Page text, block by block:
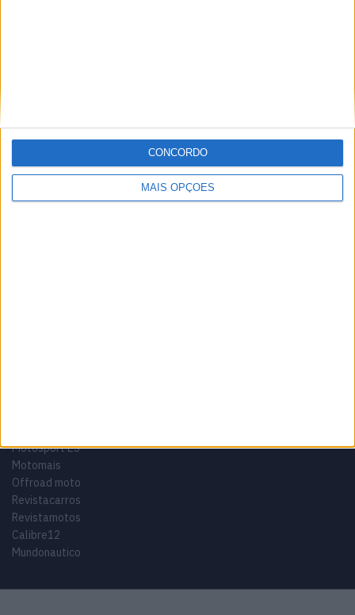
MAIS OPÇÕES
CONCORDO
Estatuto editorial
Termos e condições
Motosport ES
Motomais
Offroad moto
Revistacarros
Revistamotos
Calibre12
Mundonautico